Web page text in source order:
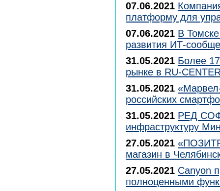
07.06.2021
платформу для
07.06.2021 В
развития ИТ-
31.05.2021 Более
рынке в RU-
31.05.2021
российских
31.05.2021 РЕД
инфраструктуру
27.05.2021
магазин в
27.05.2021 Canyon
полноценными